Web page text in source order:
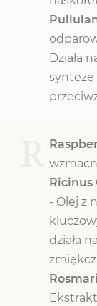
Działa
syntezę
Ricinus
- Olej z
działa